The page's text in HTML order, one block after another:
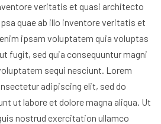
veritatis et quasi architecto
quae ab illo inventore veritatis et
ipsam voluptatem quia voluptas
fugit, sed quia consequuntur magni
sequi nesciunt. Lorem
adipiscing elit, sed do
ut labore et dolore magna aliqua. Ut
nostrud exercitation ullamco